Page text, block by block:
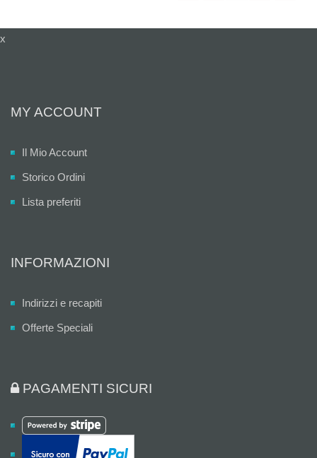
x
MY ACCOUNT
Il Mio Account
Storico Ordini
Lista preferiti
INFORMAZIONI
Indirizzi e recapiti
Offerte Speciali
PAGAMENTI SICURI